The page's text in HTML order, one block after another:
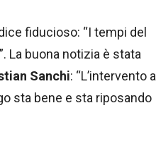
fiducioso: “I tempi del
La buona notizia è stata
Sanchi: “L’intervento a
sta bene e sta riposando